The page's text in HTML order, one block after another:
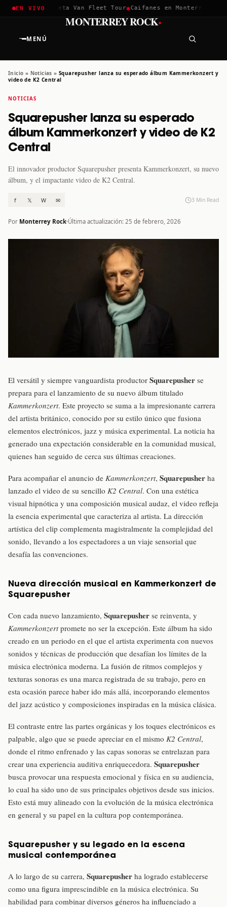
EN VIVO
2026 ✱Greta Van Fleet Tour✱Caifanes en Monterrey · 12
MENÚ
MONTERREY ROCK·
Inicio » Noticias » Squarepusher lanza su esperado álbum Kammerkonzert y
video de K2 Central
NOTICIAS
Squarepusher lanza su esperado
álbum Kammerkonzert y video de K2
Central
El innovador productor Squarepusher presenta Kammerkonzert, su nuevo
álbum, y el impactante video de K2 Central.
f 𝕏 W ✉ 3 Min Read
Por Monterrey Rock Última actualización: 25 de febrero, 2026
El versátil y siempre vanguardista productor Squarepusher se
prepara para el lanzamiento de su nuevo álbum titulado
Kammerkonzert. Este proyecto se suma a la impresionante carrera
del artista británico, conocido por su estilo único que fusiona
elementos electrónicos, jazz y música experimental. La noticia ha
generado una expectación considerable en la comunidad musical,
quienes han seguido de cerca sus últimas creaciones.
Para acompañar el anuncio de Kammerkonzert, Squarepusher ha
lanzado el video de su sencillo K2 Central. Con una estética
visual hipnótica y una composición musical audaz, el video refleja
la esencia experimental que caracteriza al artista. La dirección
artística del clip complementa magistralmente la complejidad del
sonido, llevando a los espectadores a un viaje sensorial que
desafía las convenciones.
Nueva dirección musical en Kammerkonzert de
Squarepusher
Con cada nuevo lanzamiento, Squarepusher se reinventa, y
Kammerkonzertpromete no ser la excepción. Este álbum ha sido
creado en un periodo en el que el artista experimenta con nuevos
sonidos y técnicas de producción que desafían los límites de la
música electrónica moderna. La fusión de ritmos complejos y
texturas sonoras es una marca registrada de su trabajo, pero en
esta ocasión parece haber ido más allá, incorporando elementos
del jazz acústico y composiciones inspiradas en la música clásica.
El contraste entre las partes orgánicas y los toques electrónicos es
palpable, algo que se puede apreciar en el mismo K2 Central,
donde el ritmo enfrenado y las capas sonoras se entrelazan para
crear una experiencia auditiva enriquecedora. Squarepusher
busca provocar una respuesta emocional y física en su audiencia,
lo cual ha sido uno de sus principales objetivos desde sus inicios.
Esto está muy alineado con la evolución de la música electrónica
en general y su papel en la cultura pop contemporánea.
Squarepusher y su legado en la escena
musical contemporánea
A lo largo de su carrera, Squarepusher ha logrado establecerse
como una figura imprescindible en la música electrónica. Su
habilidad para combinar diversos géneros ha influenciado a